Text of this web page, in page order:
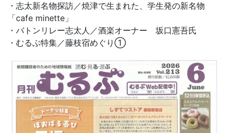
・志太新名物探訪／焼津で生まれた、学生発の新名物
「cafe minette」
・バトンリレー志太人／酒楽オーナー 坂口憲吾氏
・むるぶ特集／藤枝宿めぐり①